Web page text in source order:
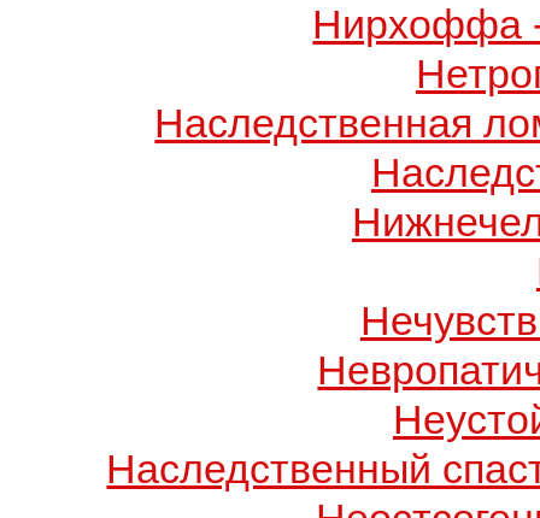
Нирхоффа
Наследственная
Наследственный